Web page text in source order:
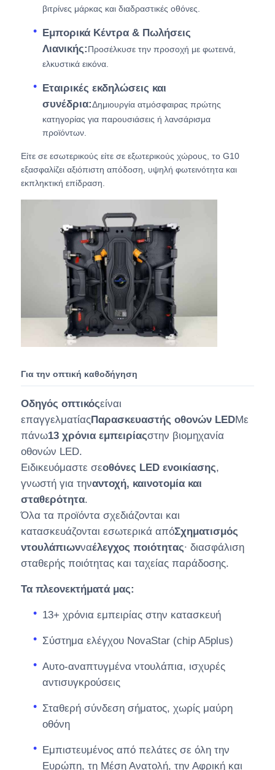
βιτρίνες μάρκας και διαδραστικές οθόνες.
Εμπορικά Κέντρα & Πωλήσεις
Λιανικής:Προσέλκυσε την προσοχή με φωτεινά,
ελκυστικά εικόνα.
Εταιρικές εκδηλώσεις και
συνέδρια:Δημιουργία ατμόσφαιρας πρώτης
κατηγορίας για παρουσιάσεις ή λανσάρισμα
προϊόντων.
Είτε σε εσωτερικούς είτε σε εξωτερικούς χώρους, το G10
εξασφαλίζει αξιόπιστη απόδοση, υψηλή φωτεινότητα και
εκπληκτική επίδραση.
Για την οπτική καθοδήγηση
Οδηγός οπτικόςείναι
επαγγελματίαςΠαρασκευαστής οθονών LEDΜε
πάνω13 χρόνια εμπειρίαςστην βιομηχανία
οθονών LED.
Ειδικευόμαστε σεοθόνες LED ενοικίασης,
γνωστή για τηναντοχή, καινοτομία και
σταθερότητα.
Όλα τα προϊόντα σχεδιάζονται και
κατασκευάζονται εσωτερικά απόΣχηματισμός
ντουλάπιωνναέλεγχος ποιότητας∙ διασφάλιση
σταθερής ποιότητας και ταχείας παράδοσης.
Τα πλεονεκτήματά μας:
13+ χρόνια εμπειρίας στην κατασκευή
Σύστημα ελέγχου NovaStar (chip A5plus)
Αυτο-αναπτυγμένα ντουλάπια, ισχυρές
αντισυγκρούσεις
Σταθερή σύνδεση σήματος, χωρίς μαύρη
οθόνη
Εμπιστευμένος από πελάτες σε όλη την
Ευρώπη, τη Μέση Ανατολή, την Αφρική και